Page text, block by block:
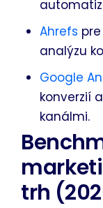
Ahrefs
analýzu
Google
konverzií
kanálmi.
trh